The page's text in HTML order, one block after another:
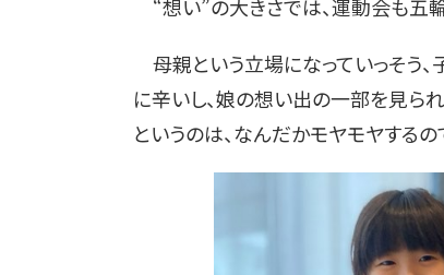
“想い”の大きさでは、運動会も五
母親という立場になっていっそう
に辛いし、娘の想い出の一部を見ら
というのは、なんだかモヤモヤするの